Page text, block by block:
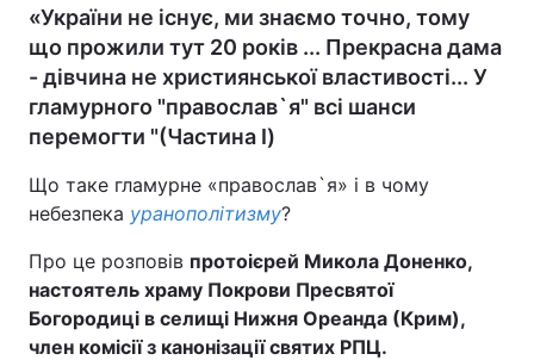
«України не існує, ми знаємо точно, тому
що прожили тут 20 років ... Прекрасна дама
- дівчина не християнської властивості... У
гламурного "​​православ`я" всі шанси
перемогти "(Частина I)
Що таке гламурне «православ`я» і в чому
небезпека уранополітизму?
Про це розповів протоієрей Микола Доненко,
настоятель храму Покрови Пресвятої
Богородиці в селищі Нижня Ореанда (Крим),
член комісії з канонізації святих РПЦ.